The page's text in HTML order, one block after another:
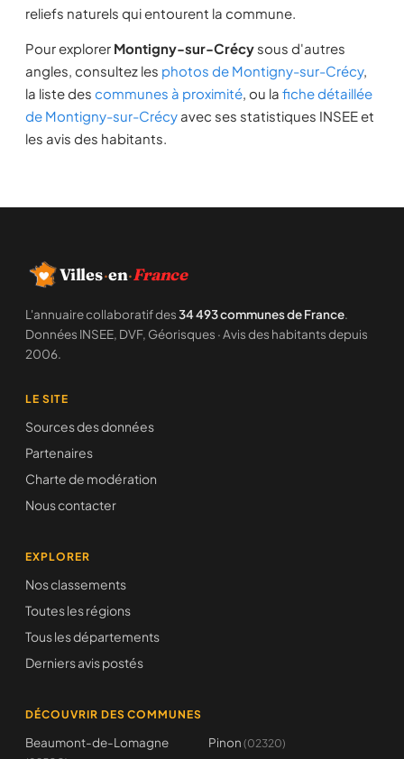
reliefs naturels qui entourent la commune.
Pour explorer Montigny-sur-Crécy sous d'autres
angles, consultez les photos de Montigny-sur-Crécy,
la liste des communes à proximité, ou la fiche détaillée
de Montigny-sur-Crécy avec ses statistiques INSEE et
les avis des habitants.
Villes·en·France
L'annuaire collaboratif des34 493 communes de France.
Données INSEE, DVF, Géorisques · Avis des habitants depuis
2006.
LE SITE
Sources des données
Partenaires
Charte de modération
Nous contacter
EXPLORER
Nos classements
Toutes les régions
Tous les départements
Derniers avis postés
DÉCOUVRIR DES COMMUNES
Beaumont-de-Lomagne Pinon (02320)